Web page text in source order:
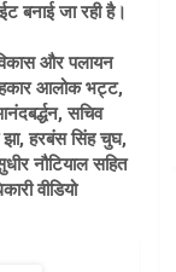
बनाई जा रही है।
और पलायन
आलोक भट्ट,
सचिव
झा, हरबंस सिंह चुघ,
नौटियाल सहित
वीडियो